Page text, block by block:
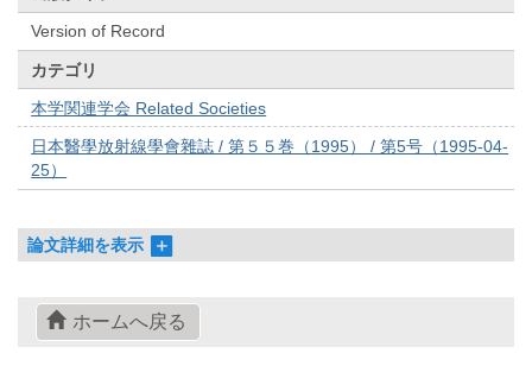
Version of Record
カテゴリ
本学関連学会 Related Societies
日本醫學放射線學會雜誌 / 第５５巻（1995） / 第5号（1995-04-
25）
論文詳細を表示
ホームへ戻る